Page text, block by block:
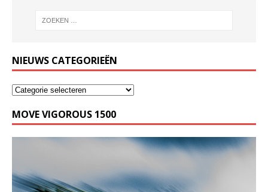
NIEUWS CATEGORIEËN
MOVE VIGOROUS 1500